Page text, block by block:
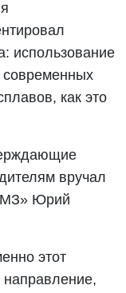
использование
современных
как это
вручал
Юрий
этот
направление,